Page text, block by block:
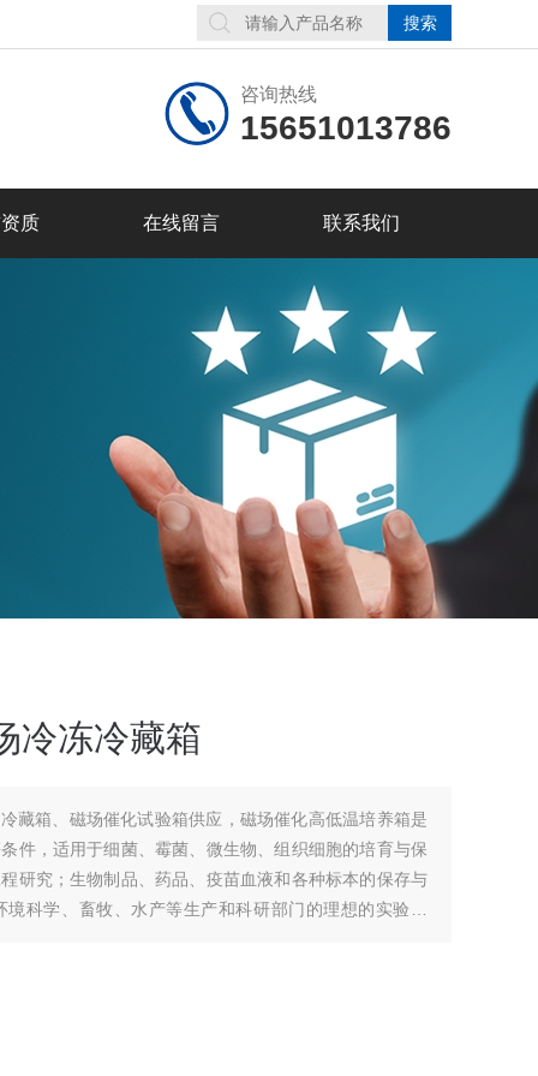
咨询热线
15651013786
质 在线留言 联系我们
冷冻冷藏箱
藏箱、磁场催化试验箱供应，磁场催化高低温培养箱是
件，适用于细菌、霉菌、微生物、组织细胞的培育与保
研究；生物制品、药品、疫苗血液和各种标本的保存与
科学、畜牧、水产等生产和科研部门的理想的实验设